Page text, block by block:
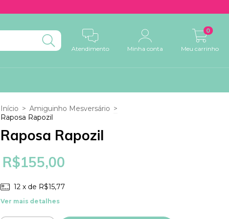
Atendimento Minha conta Meu carrinho
0
Início > Amiguinho Mesversário >
Raposa Rapozil
Raposa Rapozil
R$155,00
12 x de R$15,77
Ver mais detalhes